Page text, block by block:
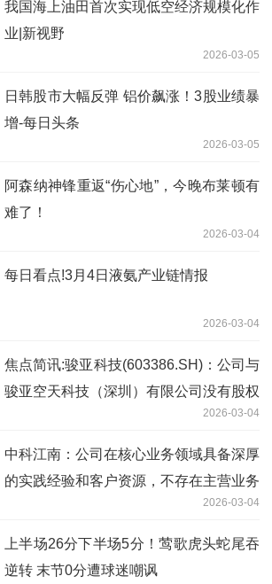
我国海上油田首次实现低空经济规模化作
业|新视野
2026-03-05
日韩股市大幅反弹 铝价飙涨！3股业绩暴
增-每日头条
2026-03-05
阿森纳神锋重返“伤心地”，今晚布莱顿有
难了！
2026-03-04
每日看点!3月4日液氨产业链情报
2026-03-04
焦点简讯:骏亚科技(603386.SH)：公司与
骏亚空天科技（深圳）有限公司没有股权
2026-03-04
中科江南：公司在核心业务领域具备深厚
的实践经验和客户资源，不存在主营业务
2026-03-04
上半场26分下半场5分！莺歌虎头蛇尾吞
逆转 末节0分遭球迷嘲讽